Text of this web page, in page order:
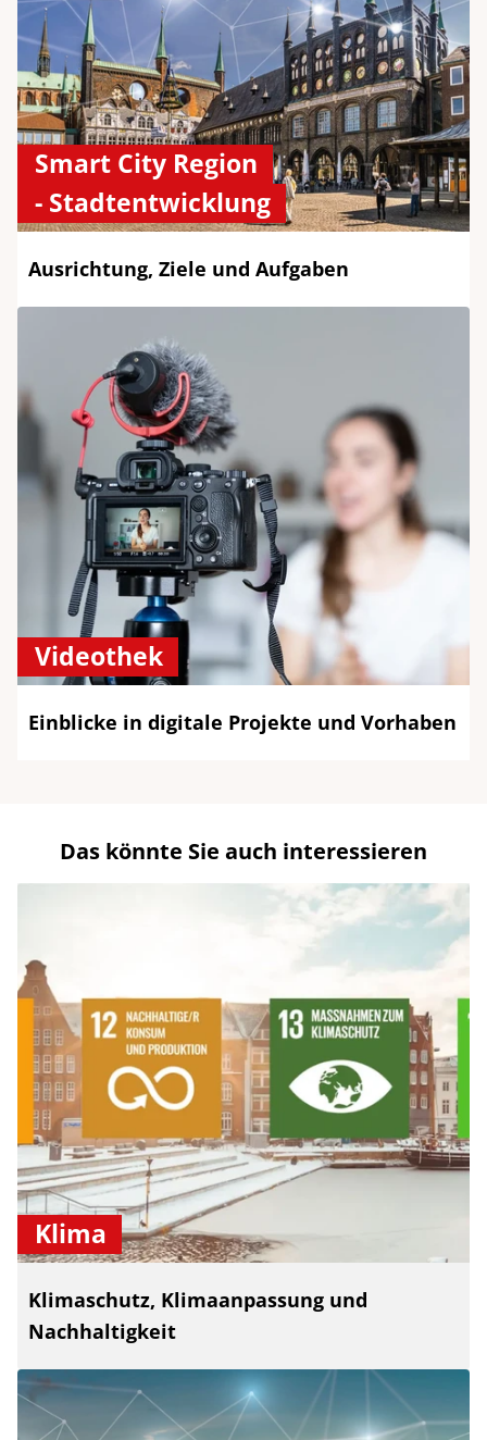
Smart City Region
- Stadtentwicklung
Ausrichtung, Ziele und Aufgaben
Videothek
Einblicke in digitale Projekte und Vorhaben
Das könnte Sie auch interessieren
Klima
Klimaschutz, Klimaanpassung und
Nachhaltigkeit